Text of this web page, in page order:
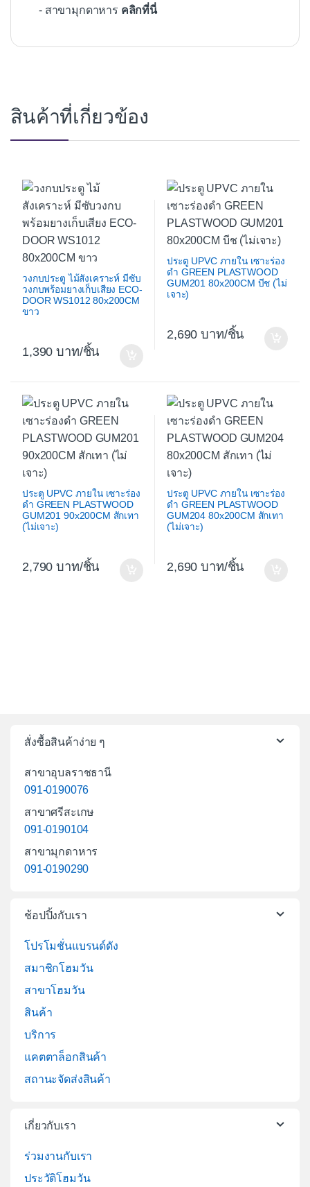
- สาขามุกดาหาร คลิกที่นี่
สินค้าที่เกี่ยวข้อง
วงกบประตู ไม้สังเคราะห์ มีซับ
วงกบพร้อมยางเก็บเสียง ECO-
DOOR WS1012 80x200CM
ขาว
1,390 /ชิ้น
ประตู UPVC ภายใน เซาะร่อง
ดำ GREEN PLASTWOOD
GUM201 80x200CM บีช (ไม่
เจาะ)
2,690 /ชิ้น
ประตู UPVC ภายใน เซาะร่อง
ดำ GREEN PLASTWOOD
GUM201 90x200CM สักเทา
(ไม่เจาะ)
2,790 /ชิ้น
ประตู UPVC ภายใน เซาะร่อง
ดำ GREEN PLASTWOOD
GUM204 80x200CM สักเทา
(ไม่เจาะ)
2,690 /ชิ้น
สั่งซื้อสินค้าง่าย ๆ
สาขาอุบลราชธานี
091-0190076
สาขาศรีสะเกษ
091-0190104
สาขามุกดาหาร
091-0190290
ช้อปปิ้งกับเรา
โปรโมชั่นแบรนด์ดัง
สมาชิกโฮมวัน
สาขาโฮมวัน
สินค้า
บริการ
แคตตาล็อกสินค้า
สถานะจัดส่งสินค้า
เกี่ยวกับเรา
ร่วมงานกับเรา
ประวัติโฮมวัน